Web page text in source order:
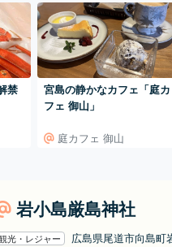
禁
宮島の静かなカフェ「庭カ
フェ 御山」
庭カフェ 御山
岩小島厳島神社
光・レジャー 広島県尾道市向島